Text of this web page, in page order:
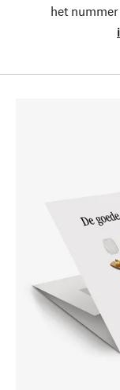
het nummer